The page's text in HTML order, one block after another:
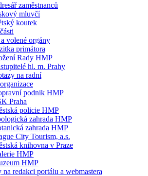
zaměstnanců
mluvčí
koutek
volené orgány
primátora
Rady HMP
hl. m. Prahy
na radní
podnik HMP
Praha
policie HMP
zahrada HMP
zahrada HMP
City Tourism, a.s.
knihovna v Praze
HMP
HMP
redakci portálu a webmastera